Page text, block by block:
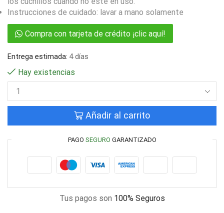
Instrucciones de cuidado: lavar a mano solamente
Compra con tarjeta de crédito ¡clic aquí!
Entrega estimada: 4 días
Hay existencias
Añadir al carrito
PAGO SEGURO GARANTIZADO
Tus pagos son 100% Seguros